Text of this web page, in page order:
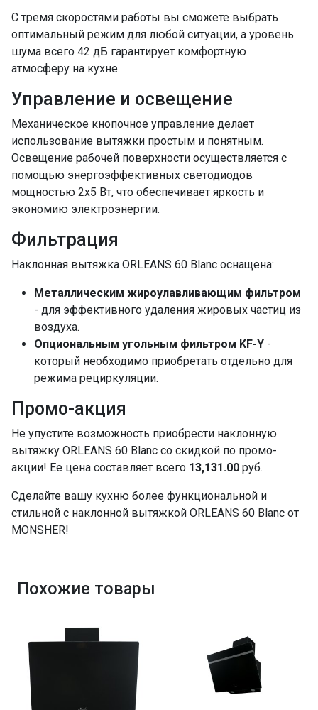
С тремя скоростями работы вы сможете выбрать
оптимальный режим для любой ситуации, а уровень
шума всего 42 дБ гарантирует комфортную
атмосферу на кухне.
Управление и освещение
Механическое кнопочное управление делает
использование вытяжки простым и понятным.
Освещение рабочей поверхности осуществляется с
помощью энергоэффективных светодиодов
мощностью 2x5 Вт, что обеспечивает яркость и
экономию электроэнергии.
Фильтрация
Наклонная вытяжка ORLEANS 60 Blanc оснащена:
Металлическим жироулавливающим фильтром
- для эффективного удаления жировых частиц из
воздуха.
Опциональным угольным фильтром KF-Y -
который необходимо приобретать отдельно для
режима рециркуляции.
Промо-акция
Не упустите возможность приобрести наклонную
вытяжку ORLEANS 60 Blanc со скидкой по промо-
акции! Ее цена составляет всего 13,131.00 руб.
Сделайте вашу кухню более функциональной и
стильной с наклонной вытяжкой ORLEANS 60 Blanc от
MONSHER!
Похожие товары